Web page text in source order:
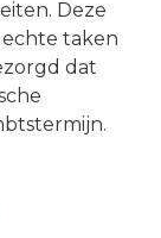
Deze
taken
dat